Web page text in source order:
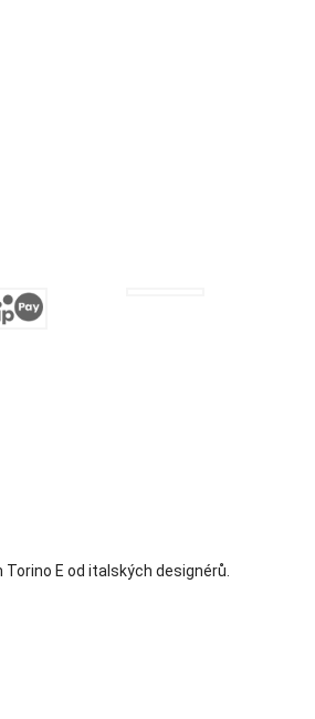
E od italských designérů.